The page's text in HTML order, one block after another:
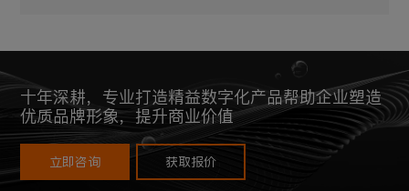
十年深耕，专业打造精益数字化产品帮助企业塑造
优质品牌形象，提升商业价值
立即咨询 获取报价